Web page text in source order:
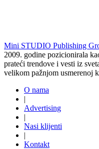
Mini STUDIO Publishing
2009. godine pozicionirala
prateći trendove i vesti iz
velikom pažnjom usmerenoj
O nama
|
Advertising
|
Nasi klijenti
|
Kontakt